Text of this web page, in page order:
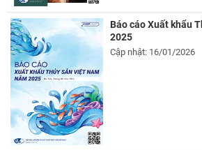
Báo cáo Xuất khẩu
2025
Cập nhật: 16/01/2026